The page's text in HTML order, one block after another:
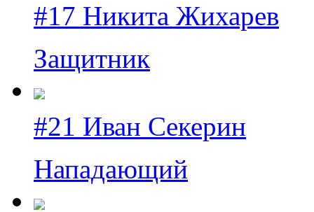
#17 Никита Жихарев
Защитник
#21 Иван Секерин
Нападающий